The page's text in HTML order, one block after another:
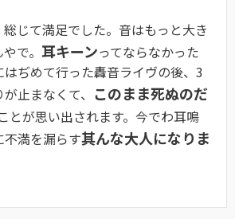
じて満足でした。音はもっと大き
で。 耳キーンってならなかった
はぢめて行った轟音ライヴの後、3
止まなくて、 このまま死ぬのだ
とが思い出されます。今でわ耳鳴
不満を漏らす其んな大人になりま